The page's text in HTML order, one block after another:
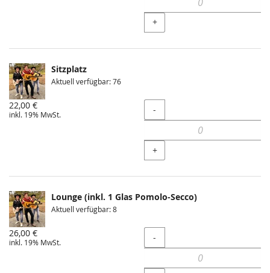
+
Sitzplatz
Aktuell verfügbar: 76
22,00 €
inkl. 19% MwSt. Menge
-
+
Lounge (inkl. 1 Glas Pomolo-Secco)
Aktuell verfügbar: 8
26,00 €
inkl. 19% MwSt. Menge
-